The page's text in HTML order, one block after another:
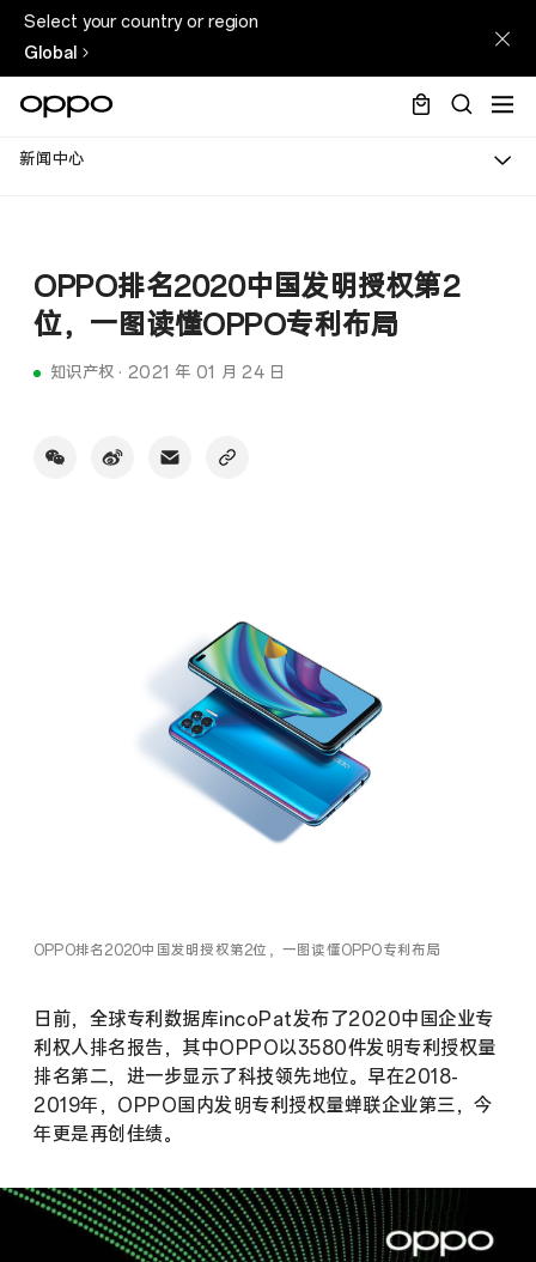
Select your country or region
Global
新闻中心
OPPO排名2020中国发明授权第2
位，一图读懂OPPO专利布局
知识产权 · 2021 年 01 月 24 日
OPPO排名2020中国发明授权第2位，一图读懂OPPO专利布局
日前，全球专利数据库incoPat发布了2020中国企业专
利权人排名报告，其中OPPO以3580件发明专利授权量
排名第二，进一步显示了科技领先地位。早在2018-
2019年，OPPO国内发明专利授权量蝉联企业第三，今
年更是再创佳绩。